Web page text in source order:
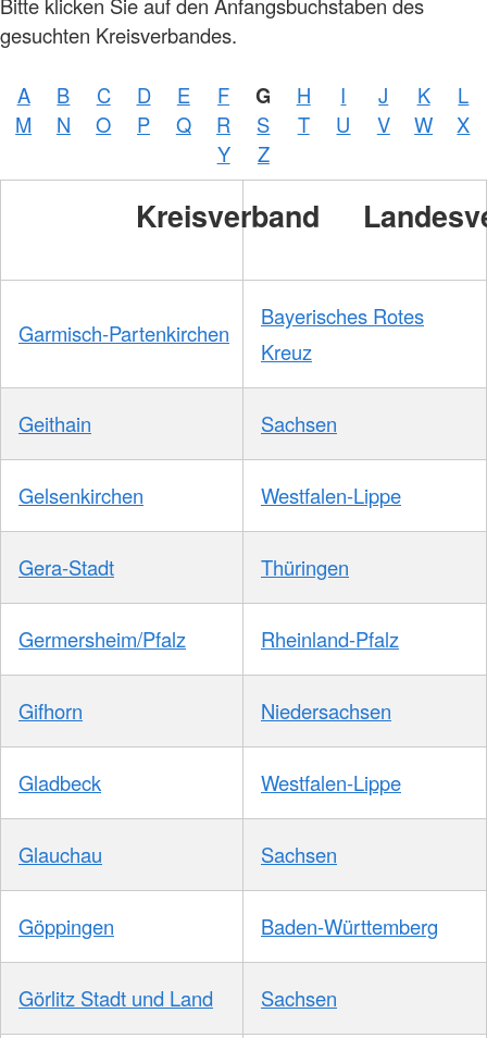
gesuchten Kreisverbandes.
A B C D E F G H I J K
L
M
N O P Q R S T U V W
X
Y
Z
Kreisverband
Garmisch-Partenkirchen
Bayerisches Rotes
Kreuz
Geithain Sachsen
Gelsenkirchen Westfalen-Lippe
Gera-Stadt Thüringen
Germersheim/Pfalz Rheinland-Pfalz
Gifhorn Niedersachsen
Gladbeck Westfalen-Lippe
Glauchau Sachsen
Göppingen Baden-Württemberg
Görlitz Stadt und Land Sachsen
Foto:
/